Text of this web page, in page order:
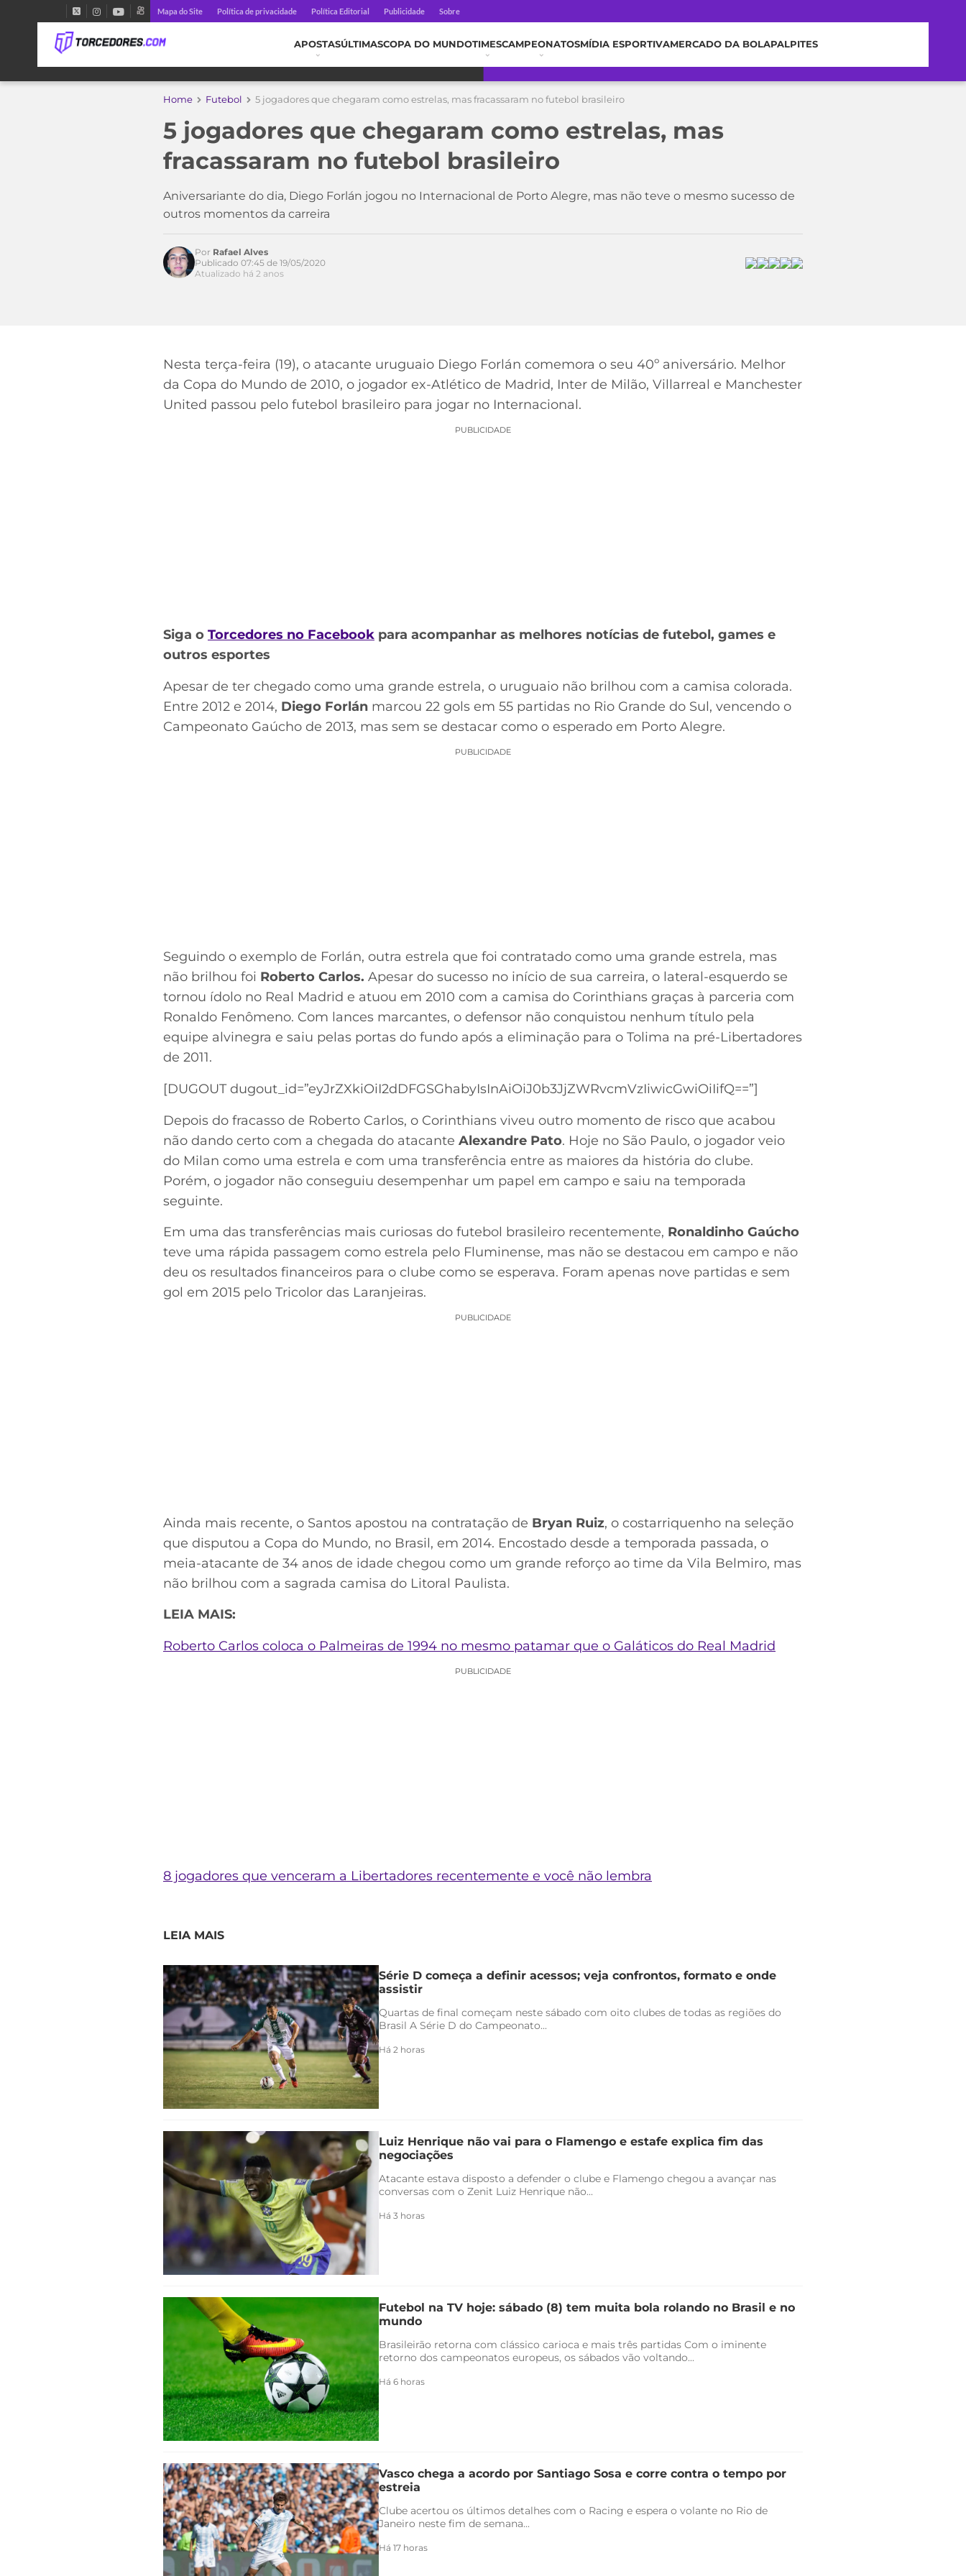
Mapa do Site Política de privacidade Política Editorial Publicidade Sobre
APOSTASÚLTIMASCOPA DO MUNDOTIMESCAMPEONATOSMÍDIA ESPORTIVAMERCADO DA BOLAPALPITES
Home Futebol 5 jogadores que chegaram como estrelas, mas fracassaram no futebol brasileiro
5 jogadores que chegaram como estrelas, mas
fracassaram no futebol brasileiro
Aniversariante do dia, Diego Forlán jogou no Internacional de Porto Alegre, mas não teve o mesmo sucesso de
outros momentos da carreira
Por Rafael Alves
Publicado 07:45 de 19/05/2020
Atualizado há 2 anos
Nesta terça-feira (19), o atacante uruguaio Diego Forlán comemora o seu 40º aniversário. Melhor
da Copa do Mundo de 2010, o jogador ex-Atlético de Madrid, Inter de Milão, Villarreal e Manchester
United passou pelo futebol brasileiro para jogar no Internacional.
PUBLICIDADE
Siga o Torcedores no Facebook para acompanhar as melhores notícias de futebol, games e
outros esportes
Apesar de ter chegado como uma grande estrela, o uruguaio não brilhou com a camisa colorada.
Entre 2012 e 2014, Diego Forlán marcou 22 gols em 55 partidas no Rio Grande do Sul, vencendo o
Campeonato Gaúcho de 2013, mas sem se destacar como o esperado em Porto Alegre.
PUBLICIDADE
Seguindo o exemplo de Forlán, outra estrela que foi contratado como uma grande estrela, mas
não brilhou foi Roberto Carlos. Apesar do sucesso no início de sua carreira, o lateral-esquerdo se
tornou ídolo no Real Madrid e atuou em 2010 com a camisa do Corinthians graças à parceria com
Ronaldo Fenômeno. Com lances marcantes, o defensor não conquistou nenhum título pela
equipe alvinegra e saiu pelas portas do fundo após a eliminação para o Tolima na pré-Libertadores
de 2011.
[DUGOUT dugout_id=”eyJrZXkiOiI2dDFGSGhabyIsInAiOiJ0b3JjZWRvcmVzIiwicGwiOiIifQ==”]
Depois do fracasso de Roberto Carlos, o Corinthians viveu outro momento de risco que acabou
não dando certo com a chegada do atacante Alexandre Pato. Hoje no São Paulo, o jogador veio
do Milan como uma estrela e com uma transferência entre as maiores da história do clube.
Porém, o jogador não conseguiu desempenhar um papel em campo e saiu na temporada
seguinte.
Em uma das transferências mais curiosas do futebol brasileiro recentemente, Ronaldinho Gaúcho
teve uma rápida passagem como estrela pelo Fluminense, mas não se destacou em campo e não
deu os resultados financeiros para o clube como se esperava. Foram apenas nove partidas e sem
gol em 2015 pelo Tricolor das Laranjeiras.
PUBLICIDADE
Ainda mais recente, o Santos apostou na contratação de Bryan Ruiz, o costarriquenho na seleção
que disputou a Copa do Mundo, no Brasil, em 2014. Encostado desde a temporada passada, o
meia-atacante de 34 anos de idade chegou como um grande reforço ao time da Vila Belmiro, mas
não brilhou com a sagrada camisa do Litoral Paulista.
LEIA MAIS:
Roberto Carlos coloca o Palmeiras de 1994 no mesmo patamar que o Galáticos do Real Madrid
PUBLICIDADE
8 jogadores que venceram a Libertadores recentemente e você não lembra
LEIA MAIS
Série D começa a definir acessos; veja confrontos, formato e onde
assistir
Quartas de final começam neste sábado com oito clubes de todas as regiões do
Brasil A Série D do Campeonato...
Há 2 horas
Luiz Henrique não vai para o Flamengo e estafe explica fim das
negociações
Atacante estava disposto a defender o clube e Flamengo chegou a avançar nas
conversas com o Zenit Luiz Henrique não...
Há 3 horas
Futebol na TV hoje: sábado (8) tem muita bola rolando no Brasil e no
mundo
Brasileirão retorna com clássico carioca e mais três partidas Com o iminente
retorno dos campeonatos europeus, os sábados vão voltando...
Há 6 horas
Vasco chega a acordo por Santiago Sosa e corre contra o tempo por
estreia
Clube acertou os últimos detalhes com o Racing e espera o volante no Rio de
Janeiro neste fim de semana...
Há 17 horas